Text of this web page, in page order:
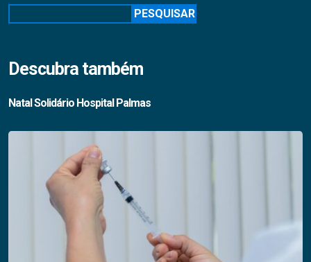
PESQUISAR
Descubra também
Natal Solidário Hospital Palmas